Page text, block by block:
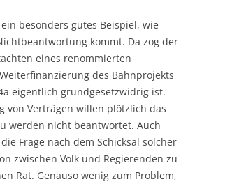
besonders gutes Beispiel, wie
kommt. Da zog der
eines renommierten
des Bahnprojekts
eigentlich grundgesetzwidrig ist.
von Verträgen willen plötzlich das
werden nicht beantwortet. Auch
Frage nach dem Schicksal solcher
zwischen Volk und Regierenden zu
Rat. Genauso wenig zum Problem,